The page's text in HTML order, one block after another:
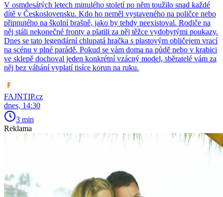
V osmdesátých letech minulého století po něm toužilo snad každé
dítě v Československu. Kdo ho neměl vystaveného na poličce nebo
připnutého na školní brašně, jako by tehdy neexistoval. Rodiče na
něj stáli nekonečné fronty a platili za něj těžce vydobytými poukazy.
Dnes se tato legendární chlupatá hračka s plastovým obličejem vrací
na scénu v plné parádě. Pokud se vám doma na půdě nebo v krabici
ve sklepě dochoval jeden konkrétní vzácný model, sběratelé vám za
něj bez váhání vyplatí tisíce korun na ruku.
FAJNTIP.cz
dnes, 14:30
3 min
Reklama